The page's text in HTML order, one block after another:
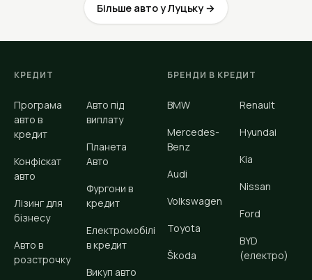
Більше авто у Луцьку →
КРЕДИТ
Програма
авто в
кредит
Конфіскат
авто
Лізинг для
бізнесу
Авто в
розстрочку
Авто під
виплату
Планета
Авто
Фургони в
кредит
Електромобілі
в кредит
Викуп авто
БРЕНДИ В КРЕДИТ
BMW
Mercedes-
Benz
Audi
Volkswagen
Toyota
Škoda
Renault
Hyundai
Kia
Nissan
Ford
BYD
(електро)